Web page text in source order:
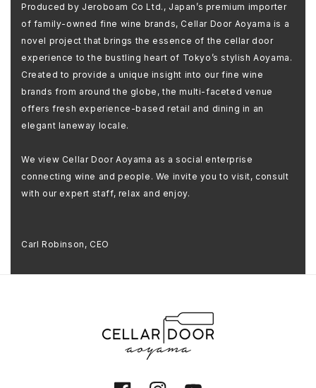
Produced by Jeroboam Co Ltd., Japan’s premium importer
of family-owned fine wine brands, Cellar Door Aoyama is a
novel project that brings the essence of the cellar door
experience to the bustling heart of Tokyo’s stylish Aoyama.
Created to provide a unique insight into our fine wine
brands from around the globe, the multi-faceted venue
offers fresh experience-based retail and dining in an
elegant laneway locale.
We view Cellar Door Aoyama as a social enterprise
connecting wine and people. We invite you to visit, consult
with our expert staff, relax and enjoy.
Carl Robinson, CEO